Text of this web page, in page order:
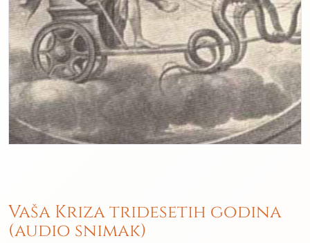
Vaša Kriza tridesetih godina
(audio snimak)